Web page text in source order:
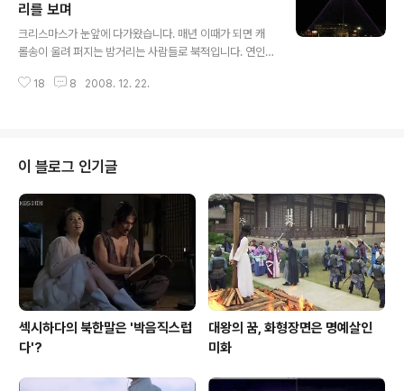
쩡하게 앉아있었습니다. 사고가 난 승용차의 아저씨도 함
께 있더군요. 아마 사고가 나자마자 바로 차에 태워 병원으
로 달려왔나 봅니다. 아이는 생각 밖으로 다친 데는 고사하
라고 할 수도 없었습니다. 사고가 난 경위는 이랬다고 합니
리를 보며
크리스마스가 눈앞에 다가왔습니다. 매년 이때가 되면 캐
롤송이 울려 퍼지는 밤거리는 사람들로 북적입니다. 연인
들이 거리에서 기다리고 있지요. 아이들에게도 최고 행복
교인들에게 성탄은 특별한 메시지이며 복음 그 자체입니
다. 그러나 보통사람들에게도 크리스마스는 연말연시에 좋
은 추억거리를 만들어주는 날임에 틀림없습니다. 크리스마
스는 기독교인들만의 것이 아니라 세계 모든 사람들의 축
제가 된지 이미 오래이지요. 크리스마스의 기원 크리스마
스란 크리스트Christ와 마스mas의 합성어입니다. 크리스
트를 우리..
18 8 2008. 12. 22.
이 블로그 인기글
섹시하다의 북한말은 '박음직스럽
다'?
대왕의 꿈, 화형장면은 명예살인
미화